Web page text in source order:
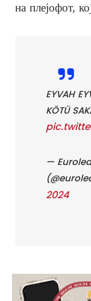
на плејофот,
EYVAH
KÖTÜ
—
2024